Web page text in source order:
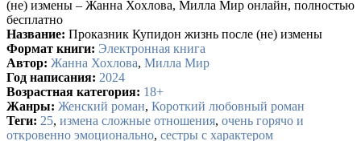
Название: Проказник Купидон жизнь после (не) измены
Формат книги: Электронная книга
Автор: Жанна Хохлова, Милла Мир
Год написания: 2024
Возрастная категория: 18+
Жанры: Женский роман, Короткий любовный роман
Теги: 25, измена сложные отношения, очень горячо и
откровенно эмоционально, сестры с характером